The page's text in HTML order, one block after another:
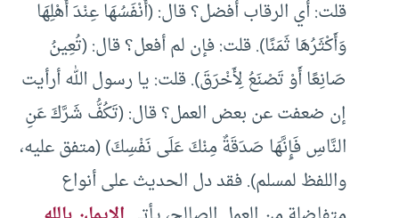
قلت: أي الرقاب أفضل؟ قال: (أَنْفَسُهَا عِنْدَ أَهْلِهَا
وَأَكْثَرُهَا ثَمَنًا). قلت: فإن لم أفعل؟ قال: (تُعِينُ
صَانِعًا أَوْ تَصْنَعُ لِأَخْرَقَ). قلت: يا رسول الله أرأيت
إن ضعفت عن بعض العمل؟ قال: (تَكُفُّ شَرَّكَ عَنِ
النَّاسِ فَإِنَّهَا صَدَقَةٌ مِنْكَ عَلَى نَفْسِكَ) (متفق عليه،
واللفظ لمسلم). فقد دل الحديث على أنواع